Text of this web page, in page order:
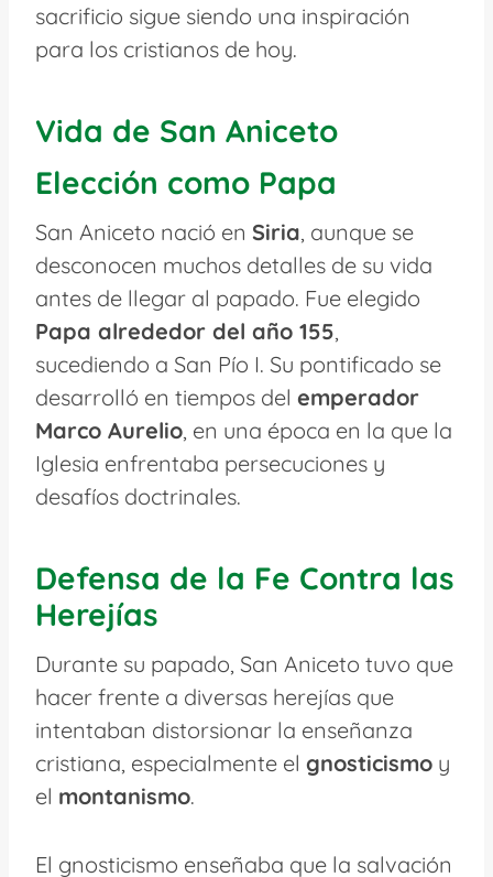
sacrificio sigue siendo una inspiración
para los cristianos de hoy.
Vida de San Aniceto
Elección como Papa
San Aniceto nació en Siria, aunque se
desconocen muchos detalles de su vida
antes de llegar al papado. Fue elegido
Papa alrededor del año 155,
sucediendo a San Pío I. Su pontificado se
desarrolló en tiempos del emperador
Marco Aurelio, en una época en la que la
Iglesia enfrentaba persecuciones y
desafíos doctrinales.
Defensa de la Fe Contra las
Herejías
Durante su papado, San Aniceto tuvo que
hacer frente a diversas herejías que
intentaban distorsionar la enseñanza
cristiana, especialmente el gnosticismo y
el montanismo.
El gnosticismo enseñaba que la salvación